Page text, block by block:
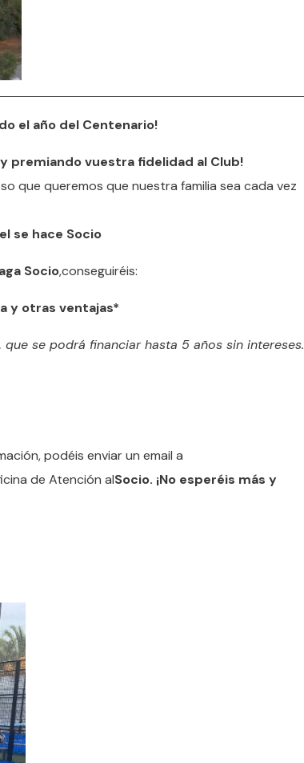
el año del Centenario!
premiando vuestra fidelidad al Club!
que queremos que nuestra familia sea cada vez
se hace Socio
Socio,conseguiréis:
y otras ventajas*
se podrá financiar hasta 5 años sin intereses.
podéis enviar un email a
de Atención alSocio. ¡No esperéis más y